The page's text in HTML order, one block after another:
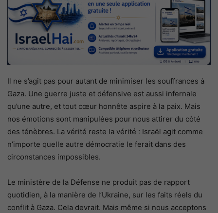
Il ne s’agit pas pour autant de minimiser les souffrances à
Gaza. Une guerre juste et défensive est aussi infernale
qu’une autre, et tout cœur honnête aspire à la paix. Mais
nos émotions sont manipulées pour nous attirer du côté
des ténèbres. La vérité reste la vérité : Israël agit comme
n’importe quelle autre démocratie le ferait dans des
circonstances impossibles.
Le ministère de la Défense ne produit pas de rapport
quotidien, à la manière de l’Ukraine, sur les faits réels du
conflit à Gaza. Cela devrait. Mais même si nous acceptons